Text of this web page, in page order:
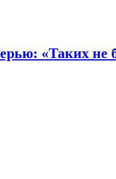
«Таких не